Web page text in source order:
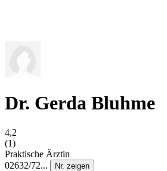
Dr. Gerda Bluhme
4,2
(1)
Praktische Ärztin
02632/72...
Nr. zeigen